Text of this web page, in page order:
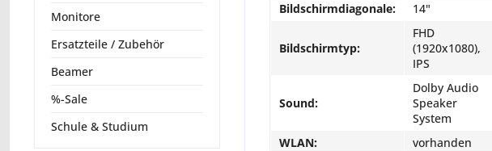
Monitore
Ersatzteile / Zubehör
Beamer
%-Sale
Schule & Studium
Bildschirmdiagonale:
14"
Bildschirmtyp:
FHD
(1920x1080),
IPS
Sound:
Dolby Audio
Speaker
System
WLAN:
vorhanden